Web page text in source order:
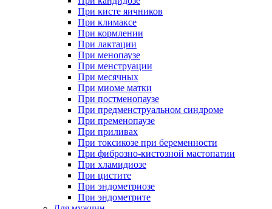
При кисте яичников
При климаксе
При кормлении
При лактации
При менопаузе
При менструации
При месячных
При миоме матки
При постменопаузе
При предменструальном синдроме
При пременопаузе
При приливах
При токсикозе при беременности
При фиброзно-кистозной мастопатии
При хламидиозе
При цистите
При эндометриозе
При эндометрите